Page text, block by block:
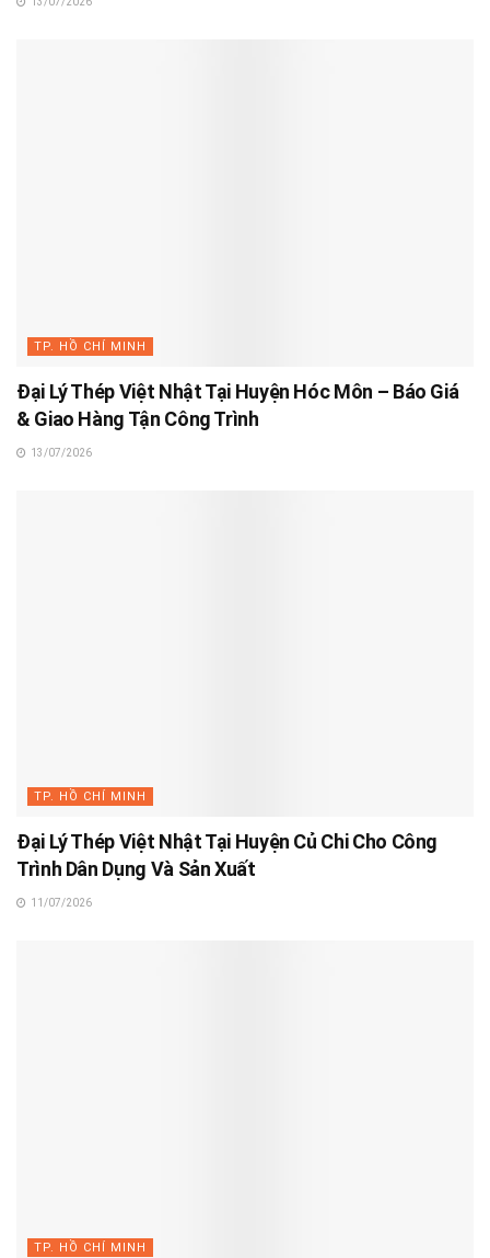
TP. HỒ CHÍ MINH
Đại Lý Thép Việt Nhật Tại Huyện Hóc Môn – Báo Giá
& Giao Hàng Tận Công Trình
13/07/2026
TP. HỒ CHÍ MINH
Đại Lý Thép Việt Nhật Tại Huyện Củ Chi Cho Công
Trình Dân Dụng Và Sản Xuất
11/07/2026
TP. HỒ CHÍ MINH